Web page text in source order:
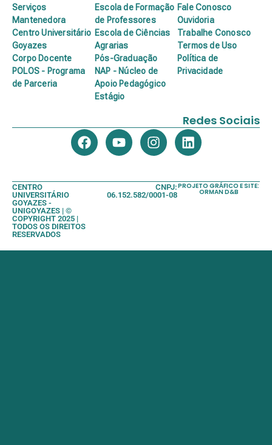
Serviços
Mantenedora
Centro Universitário
Goyazes
Corpo Docente
POLOS - Programa
de Parceria
Escola de Formação
de Professores
Escola de Ciências
Agrarias
Pós-Graduação
NAP - Núcleo de
Apoio Pedagógico
Estágio
Fale Conosco
Ouvidoria
Trabalhe Conosco
Termos de Uso
Política de
Privacidade
Redes Sociais
CENTRO
UNIVERSITÁRIO
GOYAZES -
UNIGOYAZES | ©
COPYRIGHT 2025 |
TODOS OS DIREITOS
RESERVADOS
CNPJ:
06.152.582/0001-08
PROJETO GRÁFICO E SITE:
ORMAN D&B